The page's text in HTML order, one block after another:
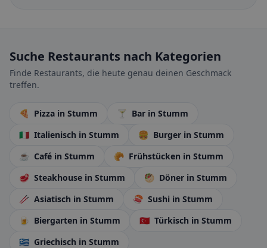
Suche Restaurants nach Kategorien
Finde Restaurants, die heute genau deinen Geschmack
treffen.
🍕 Pizza in Stumm 🍸 Bar in Stumm
🇮🇹 Italienisch in Stumm 🍔 Burger in Stumm
☕ Café in Stumm 🥐 Frühstücken in Stumm
🥩 Steakhouse in Stumm 🥙 Döner in Stumm
🥢 Asiatisch in Stumm 🍣 Sushi in Stumm
🍺 Biergarten in Stumm 🇹🇷 Türkisch in Stumm
🇬🇷 Griechisch in Stumm